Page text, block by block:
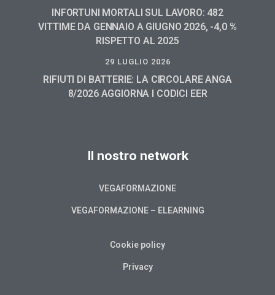
INFORTUNI MORTALI SUL LAVORO: 482
VITTIME DA GENNAIO A GIUGNO 2026, -4,0 %
RISPETTO AL 2025
29 LUGLIO 2026
RIFIUTI DI BATTERIE: LA CIRCOLARE ANGA
8/2026 AGGIORNA I CODICI EER
Il nostro network
VEGAFORMAZIONE
VEGAFORMAZIONE – ELEARNING
Cookie policy
Privacy